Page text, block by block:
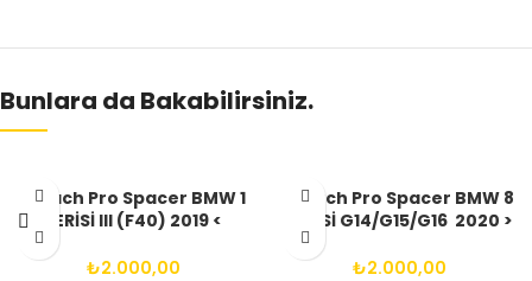
Bunlara da Bakabilirsiniz.
Aibach Pro Spacer BMW 1
SERİSİ III (F40) 2019 <
2025(ARASI) 5X112 66.6
14X1.25 BIJON
₺2.000,00
Aibach Pro Spacer BMW 8
SERİSİ G14/G15/G16 2020 >
(VE SONRASI) 5X112 66.6
14X1.25 BIJON
₺2.000,00